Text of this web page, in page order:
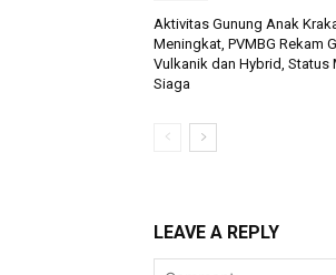
Aktivitas Gunung Anak
Meningkat, PVMBG Rekam
Vulkanik dan Hybrid, Status
Siaga
LEAVE A REPLY